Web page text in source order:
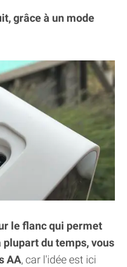
grâce à un mode
le flanc qui permet
du temps, vous
AA, car l'idée est ici